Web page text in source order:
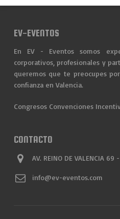
EV-EVENTOS
En EV - Eventos somos
corporativos, profesionales y
queremos que te preocupes
confianza en Valencia.
Congresos Convenciones
CONTACTO
AV. REINO DE VALENCIA 69
info@ev-eventos.com